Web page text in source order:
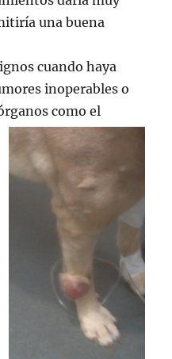
una buena
cuando haya
inoperables o
como el